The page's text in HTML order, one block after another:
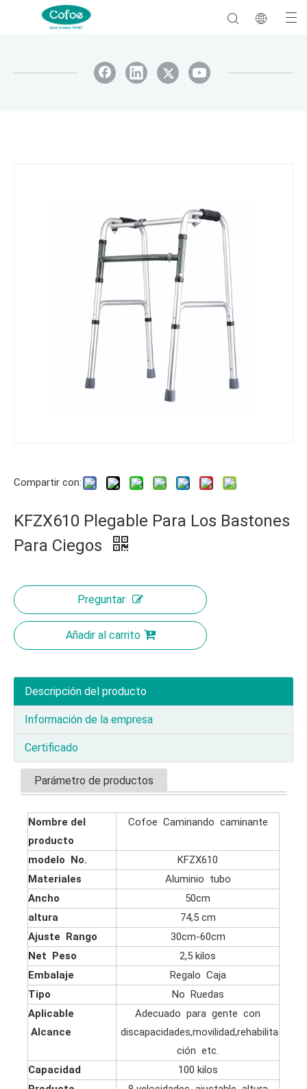
Compartir con:
KFZX610 Plegable Para Los Bastones
Para Ciegos
Preguntar
Añadir al carrito
Descripción del producto
Información de la empresa
Certificado
Parámetro de productos
Nombre del
producto
Cofoe Caminando caminante
modelo No.
KFZX610
Materiales
Aluminio tubo
Ancho
50cm
altura
74,5 cm
Ajuste Rango
30cm-60cm
Net Peso
2,5 kilos
Embalaje
Regalo Caja
Tipo
No Ruedas
Aplicable
Alcance
Adecuado para gente con
discapacidades,movilidad,rehabilita
ción etc.
Capacidad
100 kilos